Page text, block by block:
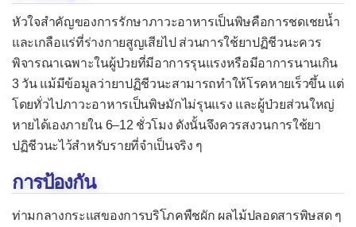
ท่อปัสสาวะอักเสบ
บาดทะยัก
ปอดอักเสบ (ปอดบวม)
แผลริมอ่อน
ฝีที่รังไข่
ฝีในปอด
ฝีในสมอง
ภาวะอาหารเป็นพิษ
หัวใจสำคัญของการรักษาภาวะอาหารเป็นพิษคือการชดเชยน้ำ
และเกลือแร่ที่ร่างกายสูญเสียไป ส่วนการใช้ยาปฏิชีวนะควร
พิจารณาเฉพาะในผู้ป่วยที่มีอาการรุนแรงหรือมีอาการนานเกิน
3 วัน แม้มีข้อมูลว่ายาปฏิชีวนะสามารถทำให้โรคหายเร็วขึ้น แต่
โดยทั่วไปภาวะอาหารเป็นพิษมักไม่รุนแรง และผู้ป่วยส่วนใหญ่
หายได้เองภายใน 6–12 ชั่วโมง ดังนั้นจึงควรสงวนการใช้ยา
ปฏิชีวนะไว้สำหรับรายที่จำเป็นจริง ๆ
การป้องกัน
ท่ามกลางกระแสของการบริโภคพืชผัก ผลไม้ปลอดสารพิษสด ๆ